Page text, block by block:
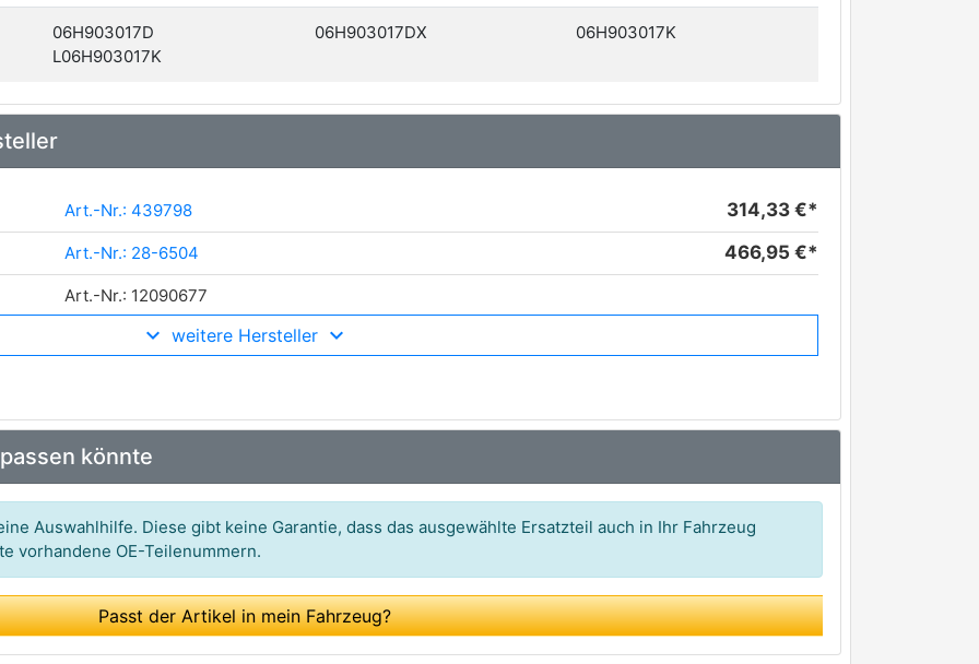
06H903017D 06H903017DX
06H903017K
L06H903017K
Art.-Nr.: 439798 314,33 €*
Art.-Nr.: 28-6504 466,95 €*
Art.-Nr.: 12090677
Art.-Nr.: 205.563.200
Art.-Nr.: 209192
Art.-Nr.: 9090763
Art.-Nr.: LRA03392
Art.-Nr.: 11706N
weitere Hersteller
könnte
Auswahlhilfe. Diese gibt keine Garantie, dass das ausgewählte Ersatzteil auch in Ihr Fahrzeug
vorhandene OE-Teilenummern.
Passt der Artikel in mein Fahrzeug?